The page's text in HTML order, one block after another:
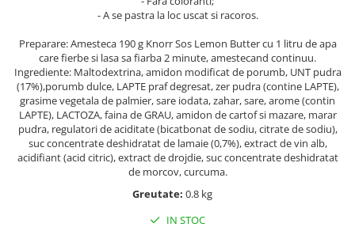
Produse curatare casa si exterior
Detergenti universali
Solutii dezinfectante
Servetele umede antibacteriene
suprafete
Solutie curatat mobila
Solutie curatat podele
Solutie curatat geamuri
Solutie curatat covoare
Produse autobronzante
Produse cu protectie solara
Igiena dentara
Pasta de dinti
Produse manichiura & pedichiura
Dizolvante si tratamente pentru
- A se pastra la loc uscat si racoros.
Preparare: Amesteca 190 g Knorr Sos Lemon Butter cu 1 litru de apa
care fierbe si lasa sa fiarba 2 minute, amestecand continuu.
Ingrediente: Maltodextrina, amidon modificat de porumb, UNT pudra
(17%),porumb dulce, LAPTE praf degresat, zer pudra (contine LAPTE),
grasime vegetala de palmier, sare iodata, zahar, sare, arome (contin
LAPTE), LACTOZA, faina de GRAU, amidon de cartof si mazare, marar
pudra, regulatori de aciditate (bicatbonat de sodiu, citrate de sodiu),
suc concentrate deshidratat de lamaie (0,7%), extract de vin alb,
acidifiant (acid citric), extract de drojdie, suc concentrate deshidratat
de morcov, curcuma.
Greutate: 0.8 kg
IN STOC